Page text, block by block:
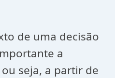
de uma decisão
a
seja, a partir de